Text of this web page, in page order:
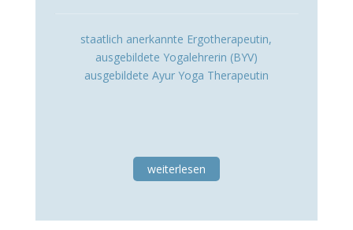
staatlich anerkannte Ergotherapeutin,
ausgebildete Yogalehrerin (BYV)
ausgebildete Ayur Yoga Therapeutin
weiterlesen